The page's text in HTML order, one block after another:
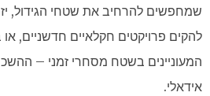
שמחפשים להרחיב את שטחי הגידול,
להקים פרויקטים חקלאיים חדשניים,
המעוניינים בשטח מסחרי זמני –
אידאלי.